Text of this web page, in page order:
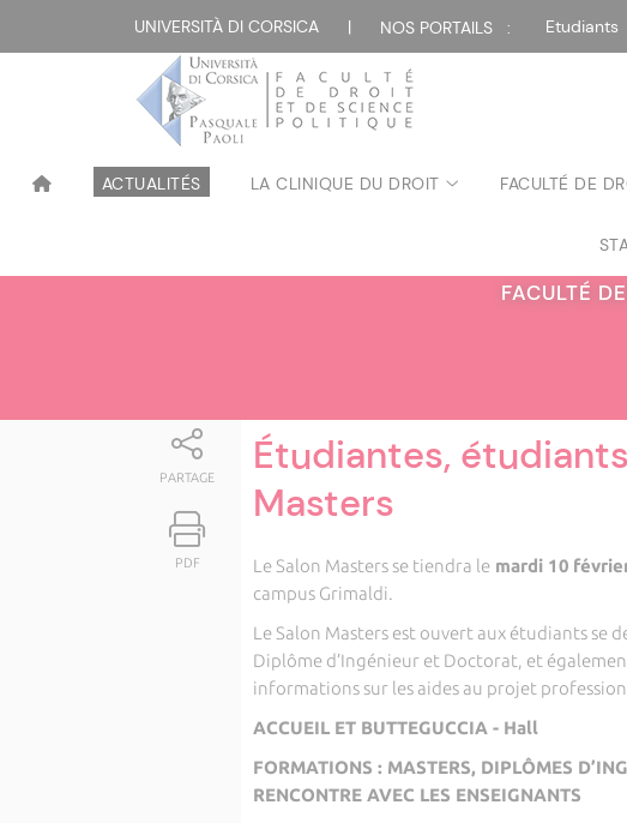
UNIVERSITÀ DI CORSICA | NOS PORTAILS : Etudiants
ACTUALITÉS LA CLINIQUE DU DROIT FACULTÉ DE
FACULTÉ
PARTAGE
PDF
Étudiantes,
Masters
Le Salon Masters se tiendra lemardi 10
campus Grimaldi.
Le Salon Masters est ouvert aux étudiants se
Diplôme d’Ingénieur et Doctorat, et
informations sur les aides au projet
ACCUEIL ET BUTTEGUCCIA - Hall
FORMATIONS : MASTERS, DIPLÔMES
RENCONTRE AVEC LES ENSEIGNANTS